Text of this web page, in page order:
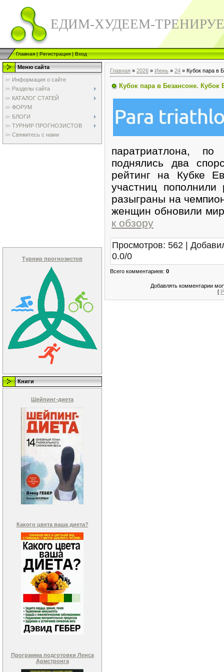
ЕДИМ-ХУДЕЕМ-
Главная|Регистрация|Вход
Меню сайта
Информация о сайте
Разделы сайта
КАТАЛОГ СТАТЕЙ
ФОРУМ
БЛОГИ
ТУРНИР ПРОГНОЗИСТОВ
Свяжитесь с нами
Турнир прогнозистов
Книги
Шейпинг-диета
Какого цвета ваша диета?
Программа подготовки Ленса
Армстронга
Главная » 2026 » Июнь » 24 » Кубок пара в
Кубок пара в Безансоне.
паратриатлона,
поднялись два
рейтинг на Кубке
участниц
разыграны на
женщин обновили
к обзору
Просмотров: 562 |
0.0/0
Всего комментариев: 0
Добавлять комментарии
[